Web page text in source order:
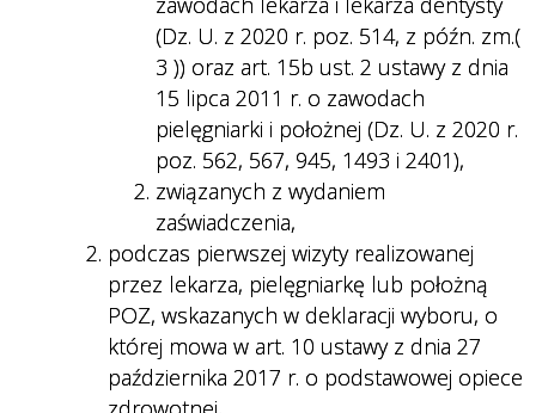
(Dz. U. z 2020 r. poz. 514, z późn. zm.(
3 )) oraz art. 15b ust. 2 ustawy z dnia
15 lipca 2011 r. o zawodach
pielęgniarki i położnej (Dz. U. z 2020 r.
poz. 562, 567, 945, 1493 i 2401),
związanych z wydaniem
zaświadczenia,
podczas pierwszej wizyty realizowanej
przez lekarza, pielęgniarkę lub położną
POZ, wskazanych w deklaracji wyboru, o
której mowa w art. 10 ustawy z dnia 27
października 2017 r. o podstawowej opiece